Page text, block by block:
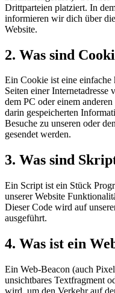
Drittparteien platziert. In
informieren wir dich über
Website.
2. Was sind
Ein Cookie ist eine einfache
Seiten einer Internetadresse
dem PC oder einem
darin gespeicherten
Besuche zu unseren oder
gesendet werden.
3. Was sind
Ein Script ist ein Stück
unserer Website
Dieser Code wird auf
ausgeführt.
4. Was ist ein
Ein Web-Beacon (auch
unsichtbares Textfragment
wird, um den Verkehr auf